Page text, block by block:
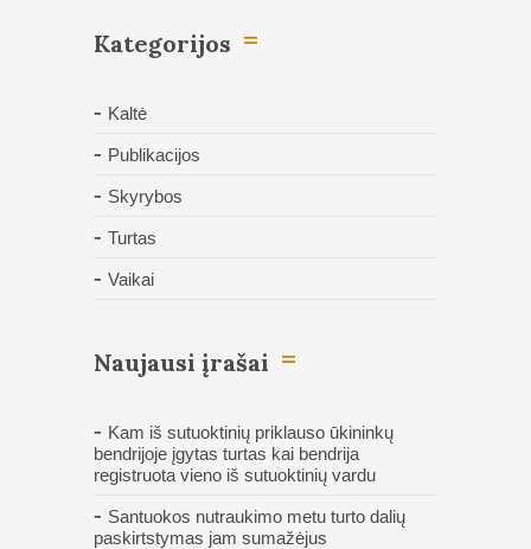
Kategorijos
Kaltė
Publikacijos
Skyrybos
Turtas
Vaikai
Naujausi įrašai
Kam iš sutuoktinių priklauso ūkininkų
bendrijoje įgytas turtas kai bendrija
registruota vieno iš sutuoktinių vardu
Santuokos nutraukimo metu turto dalių
paskirtstymas jam sumažėjus